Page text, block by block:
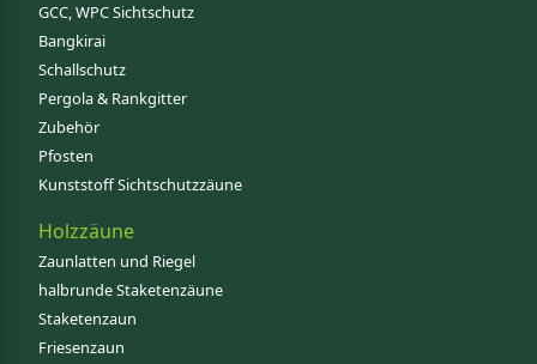
GCC, WPC Sichtschutz
Bangkirai
Schallschutz
Pergola & Rankgitter
Zubehör
Pfosten
Kunststoff Sichtschutzzäune
Holzzäune
Zaunlatten und Riegel
halbrunde Staketenzäune
Staketenzaun
Friesenzaun